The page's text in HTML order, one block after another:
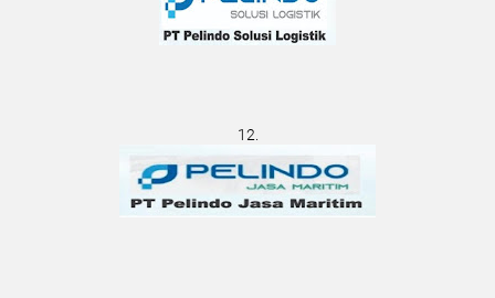
12.